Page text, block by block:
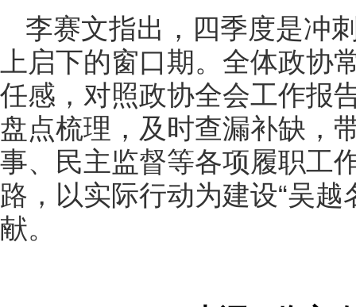
李赛文指出，四季度是冲
上启下的窗口期。全体政协
任感，对照政协全会工作报
盘点梳理，及时查漏补缺，
事、民主监督等各项履职工
路，以实际行动为建设“吴越
献。